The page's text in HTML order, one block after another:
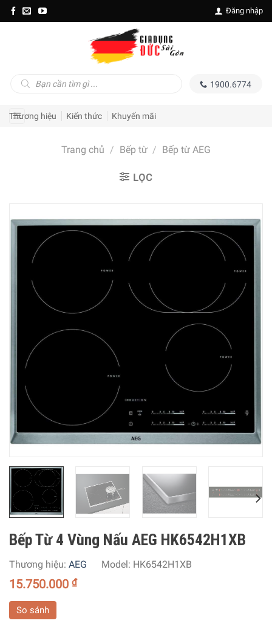
Skip
to
Đăng nhập
kiếm
1900.6774
Thương hiệu Kiến thức Khuyến mãi
Trang chủ / Bếp từ / Bếp từ AEG
LỌC
Bếp Từ 4 Vùng Nấu AEG HK6542H1XB
Thương hiệu: AEG Model: HK6542H1XB
15.750.000 ₫
So sánh